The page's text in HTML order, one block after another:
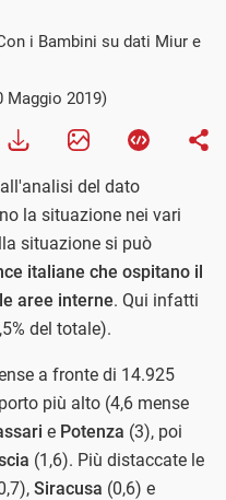
i Bambini su dati Miur e
Maggio 2019)
del dato
la situazione nei vari
situazione si può
italiane che ospitano il
aree interne. Qui infatti
del totale).
a fronte di 14.925
più alto (4,6 mense
e Potenza (3), poi
(1,6). Più distaccate le
Siracusa (0,6) e